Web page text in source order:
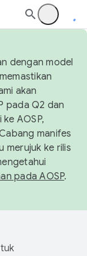
dengan model
akan
pada Q2 dan
AOSP,
manifes
merujuk ke rilis
pada AOSP.